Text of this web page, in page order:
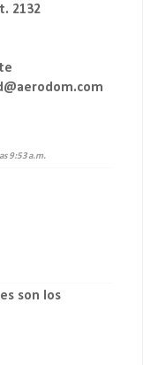
2132
9:53 a.m.
son los